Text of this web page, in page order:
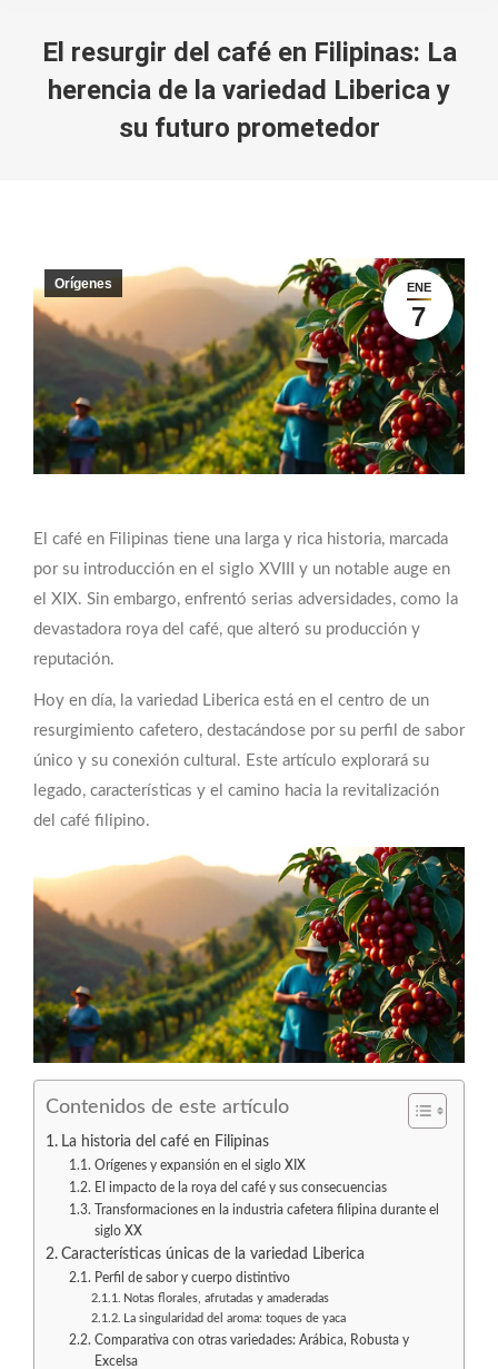
El resurgir del café en Filipinas: La
herencia de la variedad Liberica y
su futuro prometedor
ENE
7
Orígenes
El café en Filipinas tiene una larga y rica historia, marcada
por su introducción en el siglo XVIII y un notable auge en
el XIX. Sin embargo, enfrentó serias adversidades, como la
devastadora roya del café, que alteró su producción y
reputación.
Hoy en día, la variedad Liberica está en el centro de un
resurgimiento cafetero, destacándose por su perfil de sabor
único y su conexión cultural. Este artículo explorará su
legado, características y el camino hacia la revitalización
del café filipino.
Contenidos de este artículo
La historia del café en Filipinas
Orígenes y expansión en el siglo XIX
El impacto de la roya del café y sus consecuencias
Transformaciones en la industria cafetera filipina durante el
siglo XX
Características únicas de la variedad Liberica
Perfil de sabor y cuerpo distintivo
Notas florales, afrutadas y amaderadas
La singularidad del aroma: toques de yaca
Comparativa con otras variedades: Arábica, Robusta y
Excelsa